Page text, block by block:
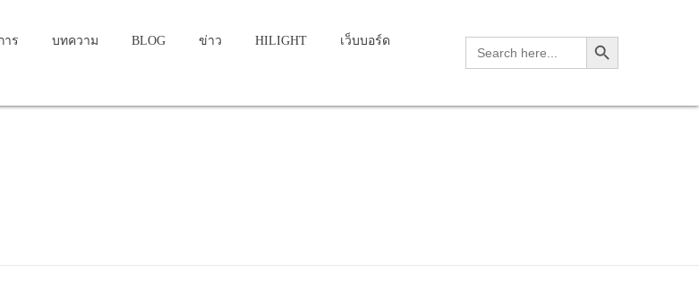
าร บทความ BLOG ข่าว HILIGHT
เว็บบอร์ด
Search
for:
Search Button